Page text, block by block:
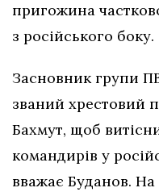
пригожина
з російського боку.
Засновник групи
званий хрестовий
Бахмут, щоб
командирів у
вважає Буданов.